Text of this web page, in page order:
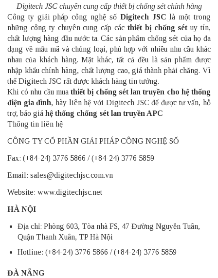
Digitech JSC chuyên cung cấp thiết bị chống sét chính hãng
Công ty giải pháp công nghệ số Digitech JSC là một trong
những công ty chuyên cung cấp các thiết bị chống sét uy tín,
chất lượng hàng đầu nước ta. Các sản phẩm chống sét của họ đa
dạng về mẫu mã và chủng loại, phù hợp với nhiều nhu cầu khác
nhau của khách hàng. Mặt khác, tất cả đều là sản phẩm được
nhập khẩu chính hãng, chất lượng cao, giá thành phải chăng. Vì
thế Digitech JSC rất được khách hàng tin tưởng.
Khi có nhu cầu muathiết bị chống sét lan truyền cho hệ thống
điện gia đình, hãy liên hệ với Digitech JSC để được tư vấn, hỗ
trợ, báo giá hệ thống chống sét lan truyền APC
Thông tin liên hệ
CÔNG TY CỔ PHẦN GIẢI PHÁP CÔNG NGHỆ SỐ
Fax: (+84-24) 3776 5866 / (+84-24) 3776 5859
Email: sales@digitechjsc.com.vn
Website: www.digitechjsc.net
HÀ NỘI
Địa chỉ: Phòng 603, Tòa nhà FS, 47 Đường Nguyễn Tuân,
Quận Thanh Xuân, TP Hà Nội
Hotline: (+84-24) 3776 5866 / (+84-24) 3776 5859
ĐÀ NẴNG